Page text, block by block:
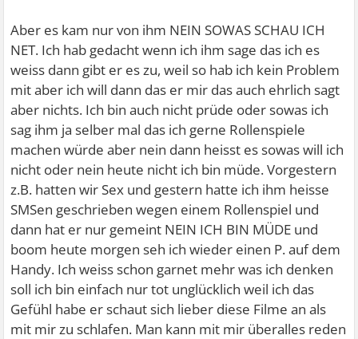
Aber es kam nur von ihm NEIN SOWAS SCHAU ICH
NET. Ich hab gedacht wenn ich ihm sage das ich es
weiss dann gibt er es zu, weil so hab ich kein Problem
mit aber ich will dann das er mir das auch ehrlich sagt
aber nichts. Ich bin auch nicht prüde oder sowas ich
sag ihm ja selber mal das ich gerne Rollenspiele
machen würde aber nein dann heisst es sowas will ich
nicht oder nein heute nicht ich bin müde. Vorgestern
z.B. hatten wir Sex und gestern hatte ich ihm heisse
SMSen geschrieben wegen einem Rollenspiel und
dann hat er nur gemeint NEIN ICH BIN MÜDE und
boom heute morgen seh ich wieder einen P. auf dem
Handy. Ich weiss schon garnet mehr was ich denken
soll ich bin einfach nur tot unglücklich weil ich das
Gefühl habe er schaut sich lieber diese Filme an als
mit mir zu schlafen. Man kann mit mir überalles reden